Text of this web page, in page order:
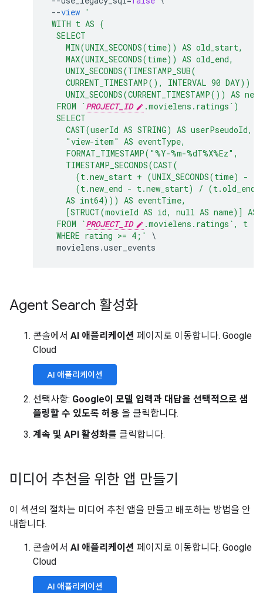
--view '
WITH t AS (
  SELECT
    MIN(UNIX_SECONDS(time)) AS old_start,
    MAX(UNIX_SECONDS(time)) AS old_end,
    UNIX_SECONDS(TIMESTAMP_SUB(
CURRENT_TIMESTAMP(), INTERVAL 90 DAY))
UNIX_SECONDS(CURRENT_TIMESTAMP()) AS
  FROM `
PROJECT_ID
.movielens.ratings`)
  SELECT
    CAST(userId AS STRING) AS userPseudoId,
    "view-item" AS eventType,
    FORMAT_TIMESTAMP("%Y-%m-%dT%X%Ez",
    TIMESTAMP_SECONDS(CAST(
(t.new_start + (UNIX_SECONDS(time) -
(t.new_end - t.new_start) / (t.old_end
    AS int64))) AS eventTime,
[STRUCT(movieId AS id, null AS name)] AS
  FROM `
PROJECT_ID
.movielens.ratings`, t
  WHERE rating >= 4;'
\
movielens .user_events
Agent Search 활성화
콘솔에서 AI 애플리케이션 페이지로 이동합니다. Google
Cloud
AI 애플리케이션
선택사항: Google이 모델 입력과 대답을 선택적으로 샘
플링할 수 있도록 허용 을 클릭합니다.
계속 및 API 활성화를 클릭합니다.
미디어 추천을 위한 앱 만들기
이 섹션의 절차는 미디어 추천 앱을 만들고 배포하는 방법을 안
내합니다.
콘솔에서 AI 애플리케이션 페이지로 이동합니다. Google
Cloud
AI 애플리케이션